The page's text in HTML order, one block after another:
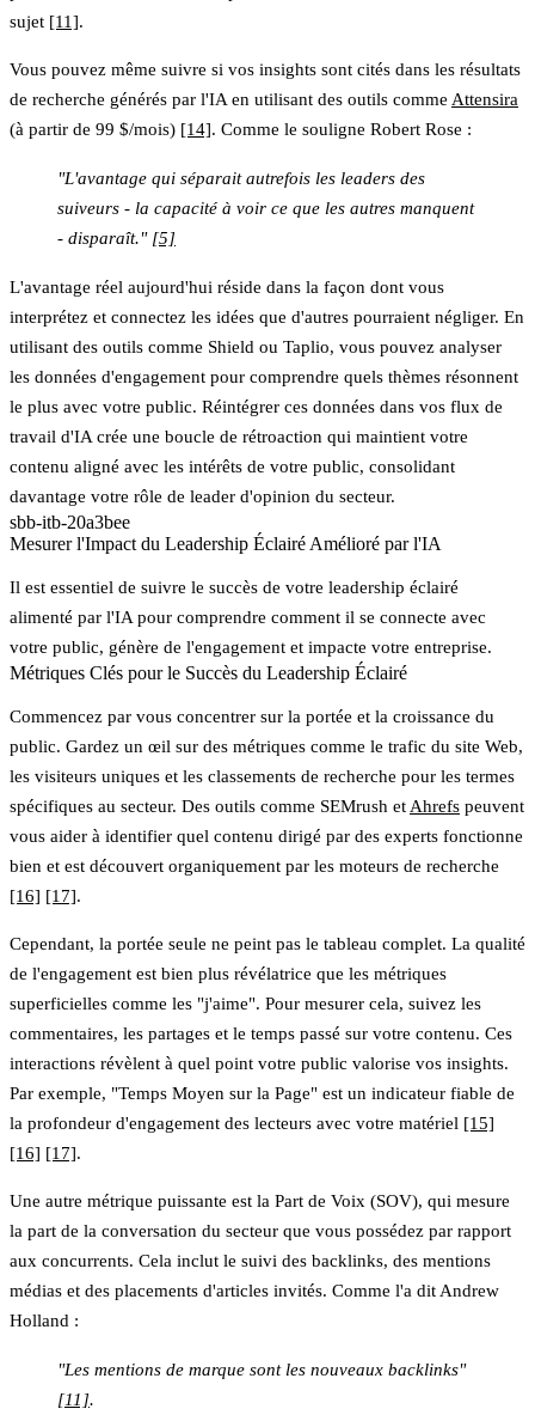
sujet [11].
Vous pouvez même suivre si vos insights sont cités dans les résultats
de recherche générés par l'IA en utilisant des outils comme Attensira
(à partir de 99 $/mois) [14]. Comme le souligne Robert Rose :
"L'avantage qui séparait autrefois les leaders des
suiveurs - la capacité à voir ce que les autres manquent
- disparaît." [5]
L'avantage réel aujourd'hui réside dans la façon dont vous
interprétez et connectez les idées que d'autres pourraient négliger. En
utilisant des outils comme Shield ou Taplio, vous pouvez analyser
les données d'engagement pour comprendre quels thèmes résonnent
le plus avec votre public. Réintégrer ces données dans vos flux de
travail d'IA crée une boucle de rétroaction qui maintient votre
contenu aligné avec les intérêts de votre public, consolidant
davantage votre rôle de leader d'opinion du secteur.
sbb-itb-20a3bee
Mesurer l'Impact du Leadership Éclairé Amélioré par l'IA
Il est essentiel de suivre le succès de votre leadership éclairé
alimenté par l'IA pour comprendre comment il se connecte avec
votre public, génère de l'engagement et impacte votre entreprise.
Métriques Clés pour le Succès du Leadership Éclairé
Commencez par vous concentrer sur la portée et la croissance du
public. Gardez un œil sur des métriques comme le trafic du site Web,
les visiteurs uniques et les classements de recherche pour les termes
spécifiques au secteur. Des outils comme SEMrush et Ahrefs peuvent
vous aider à identifier quel contenu dirigé par des experts fonctionne
bien et est découvert organiquement par les moteurs de recherche
[16] [17].
Cependant, la portée seule ne peint pas le tableau complet. La qualité
de l'engagement est bien plus révélatrice que les métriques
superficielles comme les "j'aime". Pour mesurer cela, suivez les
commentaires, les partages et le temps passé sur votre contenu. Ces
interactions révèlent à quel point votre public valorise vos insights.
Par exemple, "Temps Moyen sur la Page" est un indicateur fiable de
la profondeur d'engagement des lecteurs avec votre matériel [15]
[16] [17].
Une autre métrique puissante est la Part de Voix (SOV), qui mesure
la part de la conversation du secteur que vous possédez par rapport
aux concurrents. Cela inclut le suivi des backlinks, des mentions
médias et des placements d'articles invités. Comme l'a dit Andrew
Holland :
"Les mentions de marque sont les nouveaux backlinks"
[11].